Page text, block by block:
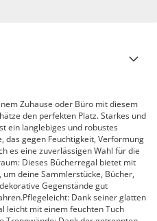
Zuhause oder Büro mit diesem
den perfekten Platz. Starkes und
ein langlebiges und robustes
gegen Feuchtigkeit, Verformung
es eine zuverlässigen Wahl für die
Dieses Bücherregal bietet mit
deine Sammlerstücke, Bücher,
Gegenstände gut
Dank seiner glatten
leicht mit einem feuchten Tuch